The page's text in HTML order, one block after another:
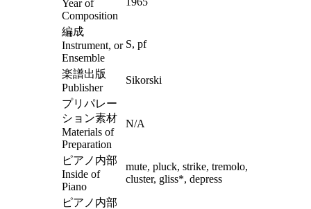
Year of
Composition
編成
Instrument, or
Ensemble
S, pf
楽譜出版
Publisher
Sikorski
プリパレー
ション素材
Materials of
Preparation
N/A
ピアノ内部
Inside of
Piano
mute, pluck, strike, tremolo,
cluster, gliss*, depress
ピアノ内部